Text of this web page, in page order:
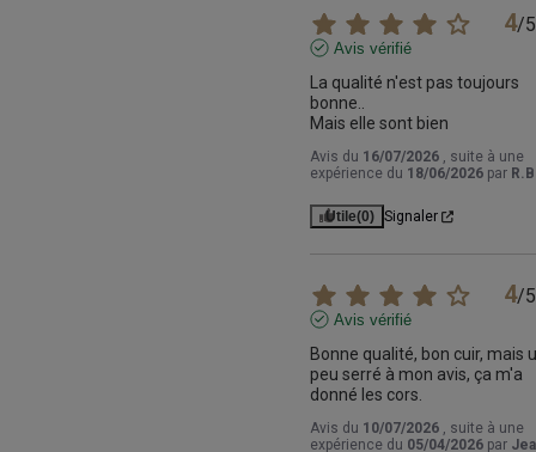
4/5
Avis vérifié
La qualité n'est pas toujours
bonne..
Mais elle sont bien
Avis du 16/07/2026 , suite à une
expérience du 18/06/2026 par
Utile(0) Signaler
4/5
Avis vérifié
Bonne qualité, bon cuir, mais
peu serré à mon avis, ça m'a
donné les cors.
Avis du 10/07/2026 , suite à une
expérience du 05/04/2026 par